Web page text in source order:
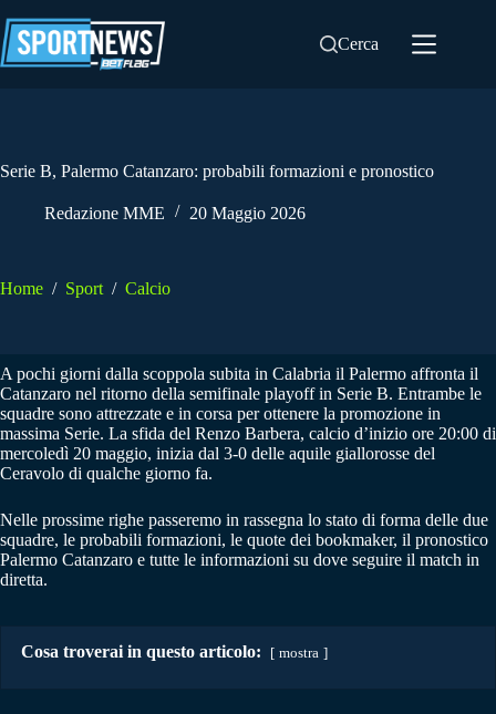
al
contenuto
Cerca
Serie B, Palermo Catanzaro: probabili formazioni e pronostico
Redazione MME 20 Maggio 2026
Home / Sport / Calcio
A pochi giorni dalla scoppola subita in Calabria il Palermo affronta il
Catanzaro nel ritorno della semifinale playoff in Serie B. Entrambe le
squadre sono attrezzate e in corsa per ottenere la promozione in
massima Serie. La sfida del Renzo Barbera, calcio d’inizio ore 20:00 di
mercoledì 20 maggio, inizia dal 3-0 delle aquile giallorosse del
Ceravolo di qualche giorno fa.
Nelle prossime righe passeremo in rassegna lo stato di forma delle due
squadre, le probabili formazioni, le quote dei bookmaker, il pronostico
Palermo Catanzaro e tutte le informazioni su dove seguire il match in
diretta.
Cosa troverai in questo articolo: mostra